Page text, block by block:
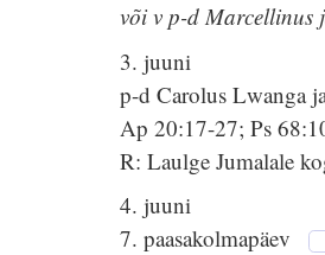
või v p-d Marcellinus
3. juuni
p-d Carolus Lwanga
Ap 20:17-27; Ps
R: Laulge Jumalale
4. juuni
7. paasakolmapäev